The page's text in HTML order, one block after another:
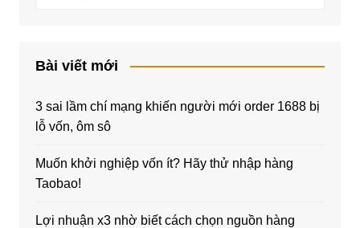
Bài viết mới
3 sai lầm chí mạng khiến người mới order 1688 bị
lỗ vốn, ôm sô
Muốn khởi nghiệp vốn ít? Hãy thử nhập hàng
Taobao!
Lợi nhuận x3 nhờ biết cách chọn nguồn hàng